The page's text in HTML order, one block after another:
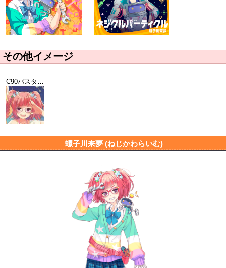
その他イメージ
C90バスタオルイメージ
螺子川来夢 (ねじかわらいむ)